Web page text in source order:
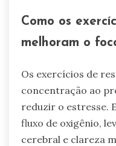
Como os
melhoram o
Os exercícios de
concentração ao
reduzir o estresse.
fluxo de oxigênio,
cerebral e clareza